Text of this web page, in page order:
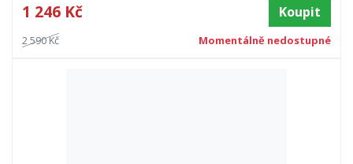
1 246 Kč Koupit
2 590 Kč Momentálně nedostupné